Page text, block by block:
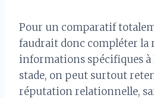
Pour un comparatif
faudrait donc compléter la
informations spécifiques à
stade, on peut surtout
réputation relationnelle,